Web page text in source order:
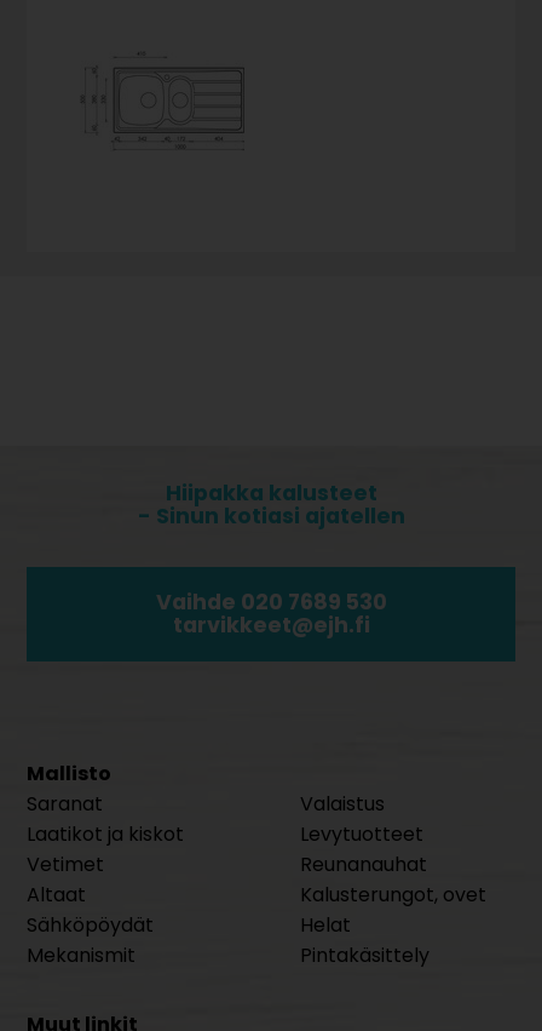
Hiipakka kalusteet
- Sinun kotiasi ajatellen
Vaihde 020 7689 530
tarvikkeet@ejh.fi
Mallisto
Saranat
Laatikot ja kiskot
Vetimet
Altaat
Sähköpöydät
Mekanismit
Valaistus
Levytuotteet
Reunanauhat
Kalusterungot, ovet
Helat
Pintakäsittely
Muut linkit